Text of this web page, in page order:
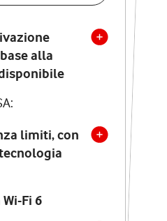
alla
limiti, con
Fi 6
di attivazione
in base alla
disponibile
CASA:
senza limiti, con
tecnologia
Seven con Wi-Fi 7
illimitate verso
fissi e mobili